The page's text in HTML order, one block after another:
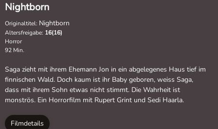
Nightborn
Originaltitel: Nightborn
Altersfreigabe: 16(16)
Horror
92 Min.
Saga zieht mit ihrem Ehemann Jon in ein abgelegenes Haus tief im
finnischen Wald. Doch kaum ist ihr Baby geboren, weiss Saga,
dass mit ihrem Sohn etwas nicht stimmt. Die Wahrheit ist
monströs. Ein Horrorfilm mit Rupert Grint und Sedi Haarla.
Filmdetails